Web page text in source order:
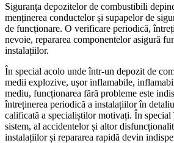
Siguranța depozitelor de combustibili
menținerea conductelor și supapelor de
de funcționare. O verificare periodică,
nevoie, repararea componentelor asigură
instalațiilor.
În special acolo unde într-un depozit de
medii explozive, ușor inflamabile,
mediu, funcționarea fără probleme este
întreținerea periodică a instalațiilor în
calificată a specialiștilor motivați. În
sistem, al accidentelor și altor
instalațiilor și repararea rapidă devin